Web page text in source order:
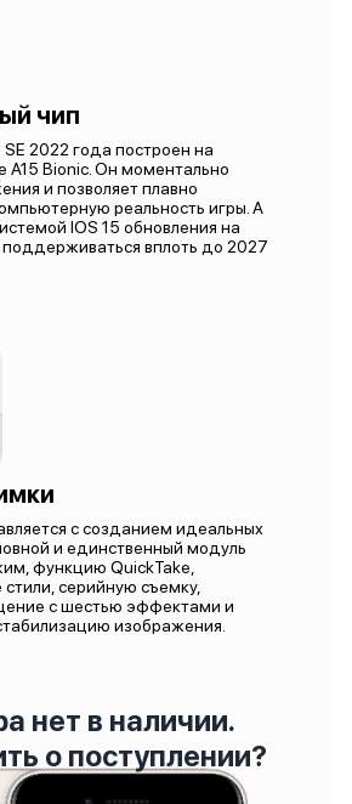
чип
2022 года построен на
A15 Bionic. Он моментально
и позволяет плавно
реальность игры. А
IOS 15 обновления на
вплоть до 2027
с созданием идеальных
и единственный модуль
функцию QuickTake,
серийную съемку,
с шестью эффектами и
изображения.
нет в наличии.
о поступлении?